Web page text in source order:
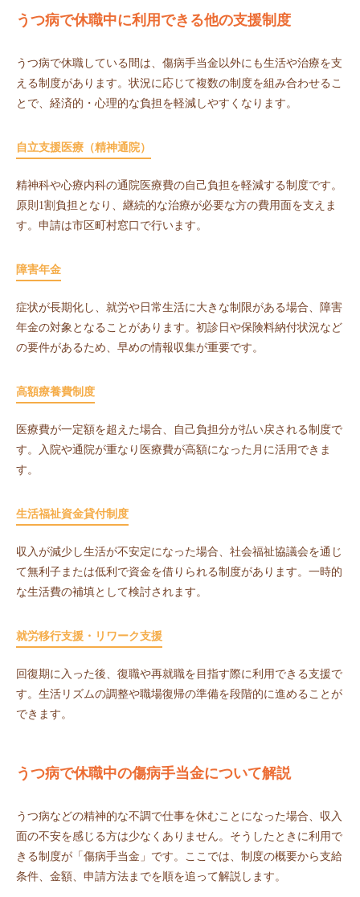
うつ病で休職中に利用できる他の支援制度
うつ病で休職している間は、傷病手当金以外にも生活や治療を支
える制度があります。状況に応じて複数の制度を組み合わせるこ
とで、経済的・心理的な負担を軽減しやすくなります。
自立支援医療（精神通院）
精神科や心療内科の通院医療費の自己負担を軽減する制度です。
原則1割負担となり、継続的な治療が必要な方の費用面を支えま
す。申請は市区町村窓口で行います。
障害年金
症状が長期化し、就労や日常生活に大きな制限がある場合、障害
年金の対象となることがあります。初診日や保険料納付状況など
の要件があるため、早めの情報収集が重要です。
高額療養費制度
医療費が一定額を超えた場合、自己負担分が払い戻される制度で
す。入院や通院が重なり医療費が高額になった月に活用できま
す。
生活福祉資金貸付制度
収入が減少し生活が不安定になった場合、社会福祉協議会を通じ
て無利子または低利で資金を借りられる制度があります。一時的
な生活費の補填として検討されます。
就労移行支援・リワーク支援
回復期に入った後、復職や再就職を目指す際に利用できる支援で
す。生活リズムの調整や職場復帰の準備を段階的に進めることが
できます。
うつ病で休職中の傷病手当金について解説
うつ病などの精神的な不調で仕事を休むことになった場合、収入
面の不安を感じる方は少なくありません。そうしたときに利用で
きる制度が「傷病手当金」です。ここでは、制度の概要から支給
条件、金額、申請方法までを順を追って解説します。